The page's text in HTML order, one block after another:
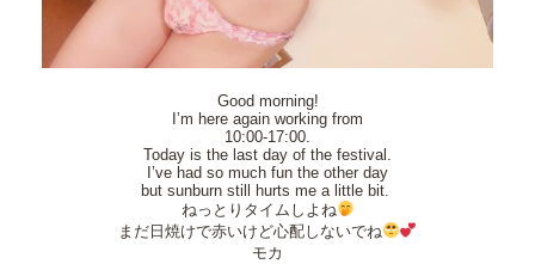
Good morning!
I’m here again working from
10:00-17:00.
Today is the last day of the festival.
I’ve had so much fun the other day
but sunburn still hurts me a little bit.
ねっとりタイムしよね
まだ日焼けで赤いけど心配しないでね
モカ